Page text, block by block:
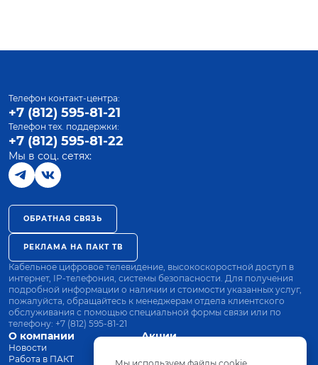
О компании
Новости
Работа в ПАКТ
Акции
Оплата
Телефон контакт-центра:
+7 (812) 595-81-21
Телефон тех. поддержки:
+7 (812) 595-81-22
Мы в соц. сетях:
ОБРАТНАЯ СВЯЗЬ
РЕКЛАМА НА ПАКТ ТВ
Кабельное цифровое телевидение, высокоскоростной доступ в
интернет, IP-телефония, системы безопасности. Для получения
подробной информации о наличии и стоимости указанных услуг,
пожалуйста, обращайтесь к менеджерам отдела клиентского
обслуживания с помощью специальной формы связи или по
телефону: +7 (812) 595-81-21